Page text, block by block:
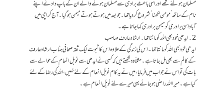
مسلمان ہوگئے تھے اور اسی باعث برادی سے مسلمان ہونے والے ان کے باپ داد نے اپنے
نام کے ساتھ ’مومن لکھنا ‘ شروع کر دیا تھا۔ جو بعد میں ہوتے ہوتے میمن ہوگیا۔ آج کراچی میں
آباد اسی برادری کو میمن برادری کہا جاتاہے۔
2۔ایدھی خود بھی اللہ کو مانتا تھا۔ ارشاد عارف صاحب
ایدھی خود بھی اللہ کو مانتا تھا۔ اس کی زندگی کے علاوہ اس کا ثبوت ایک ثقہ صحافی جناب ارشاد عارف
کے کالم سے بھی مل جاتاہے۔ مثلاً وہ لکھتے ہیں کہ کسی نے ایدھی سے نوبل انعام کے حوالے سے
بات کی تو اس نے جواب میں فرمایا ، میں نے یہ کام نوبل انعام کے لئے نہیں ، اللہ کی رضا کے لئے
کیا ہے۔ میرا اللہ راضی ہو جائے یہی میرے لئے نوبل انعام ہے۔